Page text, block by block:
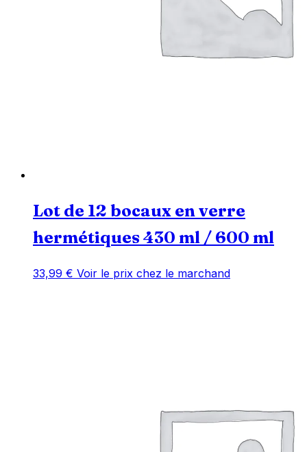
Lot de 12 bocaux en verre
hermétiques 430 ml / 600 ml
33,99 € Voir le prix chez le marchand